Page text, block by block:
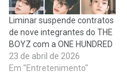
Liminar suspende contratos
de nove integrantes do THE
BOYZ com a ONE HUNDRED
23 de abril de 2026
Em "Entretenimento"